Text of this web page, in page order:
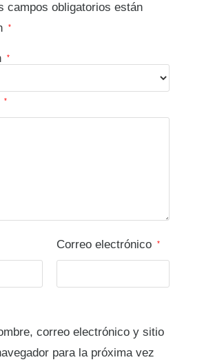
campos obligatorios están
*
*
*
Correo electrónico *
correo electrónico y sitio
para la próxima vez